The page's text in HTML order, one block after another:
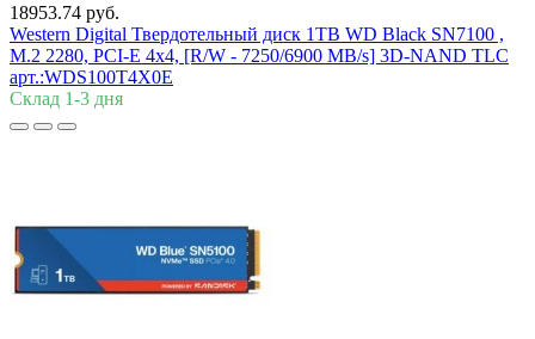
18953.74 руб.
Western Digital Твердотельный диск 1TB WD Black SN7100 ,
M.2 2280, PCI-E 4x4, [R/W - 7250/6900 MB/s] 3D-NAND TLC
арт.:WDS100T4X0E
Склад 1-3 дня